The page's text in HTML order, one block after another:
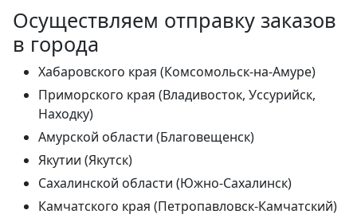
Осуществляем отправку заказов
в города
Хабаровского края (Комсомольск-на-Амуре)
Приморского края (Владивосток, Уссурийск,
Находку)
Амурской области (Благовещенск)
Якутии (Якутск)
Сахалинской области (Южно-Сахалинск)
Камчатского края (Петропавловск-Камчатский)